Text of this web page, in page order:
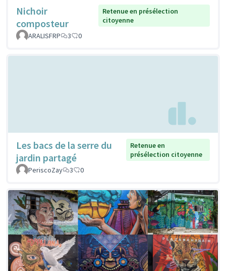
Nichoir
composteur
Retenue en présélection
citoyenne
ARALISFRP
3 0
Les bacs de la serre du
jardin partagé
Retenue en
présélection citoyenne
PeriscoZay
3 0